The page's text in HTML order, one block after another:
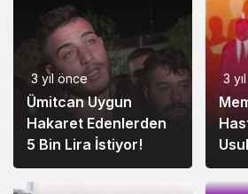
3 yıl önce
Ümitcan Uygun
Hakaret Edenlerden
5 Bin Lira İstiyor!
3
3